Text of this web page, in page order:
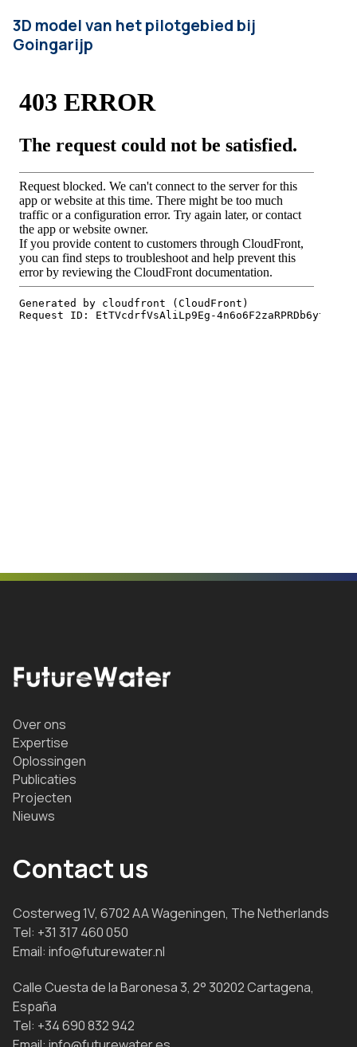
3D model van het pilotgebied bij
Goingarijp
Over ons
Expertise
Oplossingen
Publicaties
Projecten
Nieuws
Contact us
Costerweg 1V, 6702 AA Wageningen, The Netherlands
Tel: +31 317 460 050
Email: info@futurewater.nl
Calle Cuesta de la Baronesa 3, 2° 30202 Cartagena,
España
Tel: +34 690 832 942